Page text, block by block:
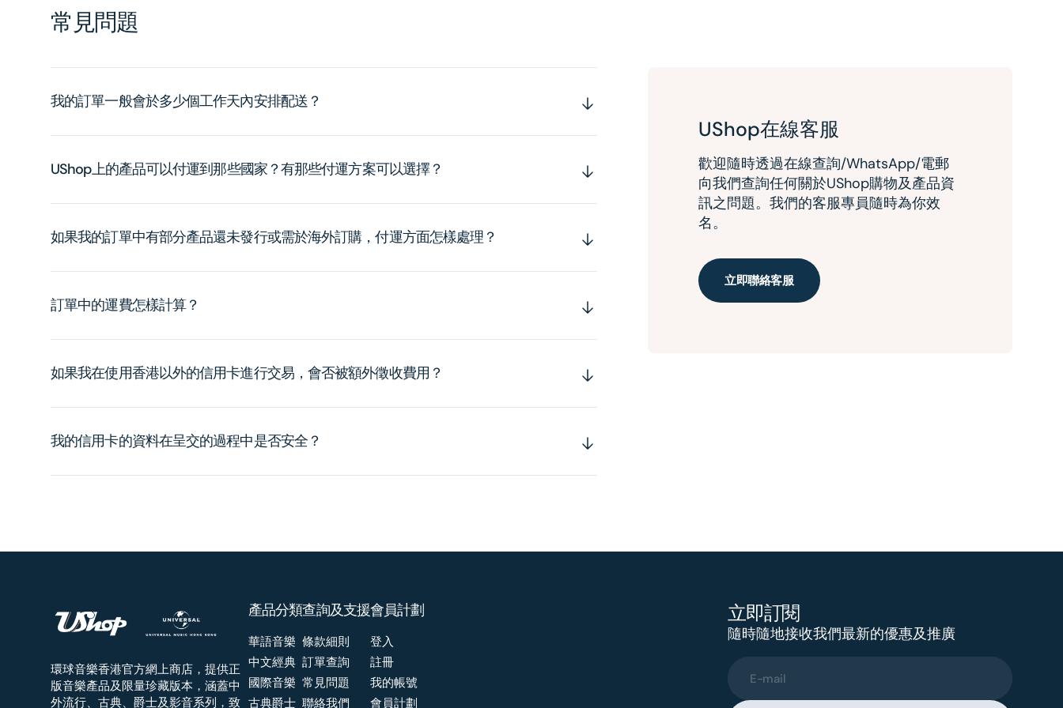
常見問題
我的訂單一般會於多少個工作天內安排配送？
UShop上的產品可以付運到那些國家？有那些付運方案可以選擇？
如果我的訂單中有部分產品還未發行或需於海外訂購，付運方面怎樣處理？
訂單中的運費怎樣計算？
如果我在使用香港以外的信用卡進行交易，會否被額外徵收費用？
我的信用卡的資料在呈交的過程中是否安全？
UShop在線客服
歡迎隨時透過在線查詢/WhatsApp/電郵
向我們查詢任何關於UShop購物及產品資
訊之問題。我們的客服專員隨時為你效
名。
立即聯絡客服
環球音樂香港官方網上商店，提供正
版音樂產品及限量珍藏版本，涵蓋中
外流行、古典、爵士及影音系列，致
產品分類
華語音樂
中文經典
國際音樂
古典爵士
查詢及支援
條款細則
訂單查詢
常見問題
聯絡我們
會員計劃
登入
註冊
我的帳號
會員計劃
立即訂閱
隨時隨地接收我們最新的優惠及推廣
E-mail